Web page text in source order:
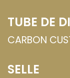
TUBE DE
CARBON
SELLE